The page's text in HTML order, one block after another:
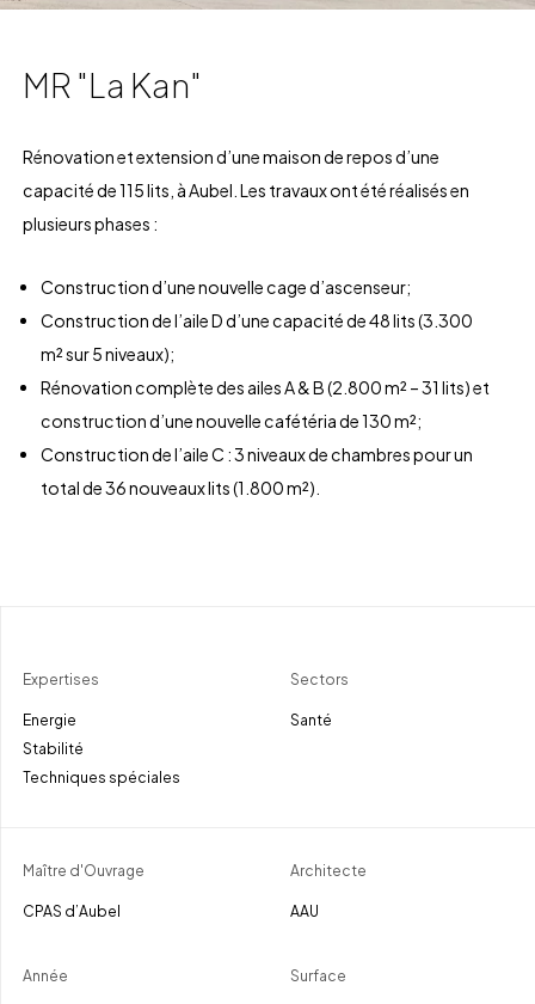
MR "La Kan"
Rénovation et extension d’une maison de repos d’une
capacité de 115 lits, à Aubel. Les travaux ont été réalisés en
plusieurs phases :
Construction d’une nouvelle cage d’ascenseur;
Construction de l’aile D d’une capacité de 48 lits (3.300
m² sur 5 niveaux);
Rénovation complète des ailes A & B (2.800 m² – 31 lits) et
construction d’une nouvelle cafétéria de 130 m²;
Construction de l’aile C : 3 niveaux de chambres pour un
total de 36 nouveaux lits (1.800 m²).
Expertises
Energie
Stabilité
Techniques spéciales
Sectors
Santé
Maître d'Ouvrage
CPAS d’Aubel
Architecte
AAU
Année Surface